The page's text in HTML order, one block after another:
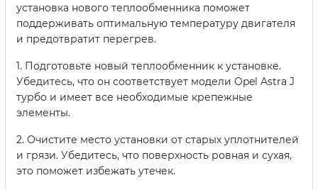
установка нового теплообменника поможет
поддерживать оптимальную температуру двигателя
и предотвратит перегрев.
1. Подготовьте новый теплообменник к установке.
Убедитесь, что он соответствует модели Opel Astra J
турбо и имеет все необходимые крепежные
элементы.
2. Очистите место установки от старых уплотнителей
и грязи. Убедитесь, что поверхность ровная и сухая,
это поможет избежать утечек.